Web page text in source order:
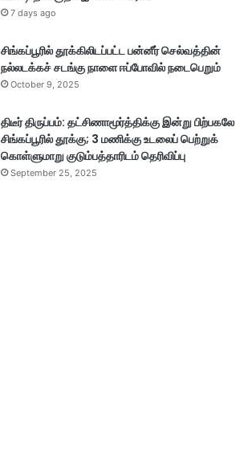
7 days ago
சிங்கப்பூரில் தூக்கிலிடப்பட்ட பன்னீர் செல்வத்தின்
நல்லடக்கச் சடங்கு நாளை ஈப்போவில் நடைபெறும்
October 9, 2025
திடீர் திருப்பம்: தட்சிணாமூர்த்திக்கு இன்று பிற்பகலே
சிங்கப்பூரில் தூக்கு; 3 மணிக்கு உடலைப் பெற்றுக்
கொள்ளுமாறு குடும்பத்தாரிடம் தெரிவிப்பு
September 25, 2025